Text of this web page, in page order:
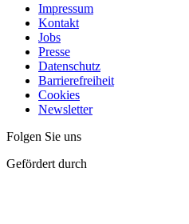
Impressum
Kontakt
Jobs
Presse
Datenschutz
Barrierefreiheit
Cookies
Newsletter
Folgen Sie uns
Gefördert durch